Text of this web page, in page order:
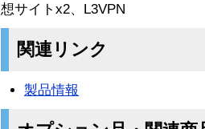
想サイトx2、L3VPN
関連リンク
製品情報